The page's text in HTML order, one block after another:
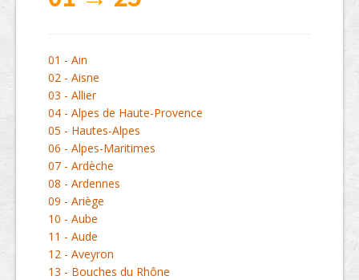
01 - Ain
02 - Aisne
03 - Allier
04 - Alpes de Haute-Provence
05 - Hautes-Alpes
06 - Alpes-Maritimes
07 - Ardèche
08 - Ardennes
09 - Ariège
10 - Aube
11 - Aude
12 - Aveyron
13 - Bouches du Rhône